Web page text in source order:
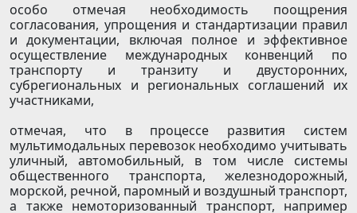
особо отмечая необходимость поощрения
согласования, упрощения и стандартизации правил
и документации, включая полное и эффективное
осуществление международных конвенций по
транспорту и транзиту и двусторонних,
субрегиональных и региональных соглашений их
участниками,
отмечая, что в процессе развития систем
мультимодальных перевозок необходимо учитывать
уличный, автомобильный, в том числе системы
общественного транспорта, железнодорожный,
морской, речной, паромный и воздушный транспорт,
а также немоторизованный транспорт, например